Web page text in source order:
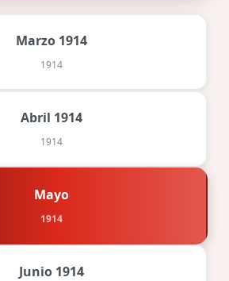
Marzo 1914
1914
Abril 1914
1914
Mayo
1914
Junio 1914